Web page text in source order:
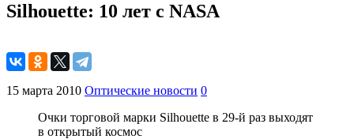
Silhouette: 10 лет с NASA
15 марта 2010 Оптические новости 0
Очки торговой марки Silhouette в 29-й раз выходят
в открытый космос